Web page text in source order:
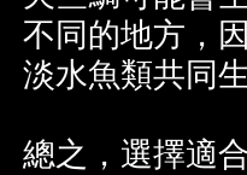
不同的地方，
淡水魚類共同生活
總之，選